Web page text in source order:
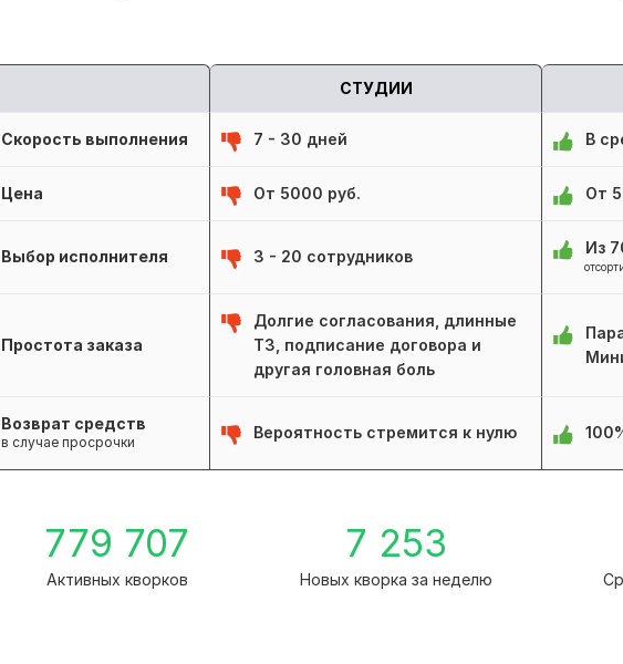
СТУДИИ
Скорость выполнения 7 - 30 дней В
Цена От 5000 руб. От
Выбор исполнителя 3 - 20 сотрудников Из
Простота заказа
Долгие согласования, длинные
ТЗ, подписание договора и
другая головная боль
Возврат средств
в случае просрочки
Вероятность стремится к нулю
779 707
Активных кворков
7 253
Новых кворка за неделю